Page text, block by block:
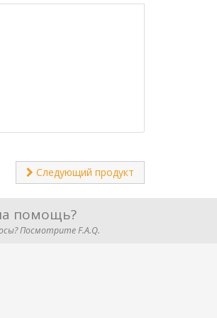
Следующий продукт
помощь?
Посмотрите F.A.Q.